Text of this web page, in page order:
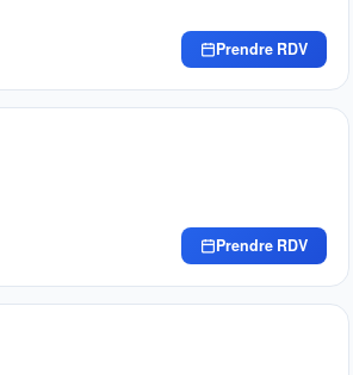
Prendre RDV
Prendre RDV